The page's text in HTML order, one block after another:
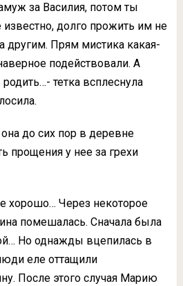
за Василия, потом ты
известно, долго прожить им не
другим. Прям мистика какая-
подействовали. А
тетка всплеснула
до сих пор в деревне
прощения у нее за грехи
хорошо… Через некоторое
помешалась. Сначала была
Но однажды вцепилась в
еле оттащили
После этого случая Марию